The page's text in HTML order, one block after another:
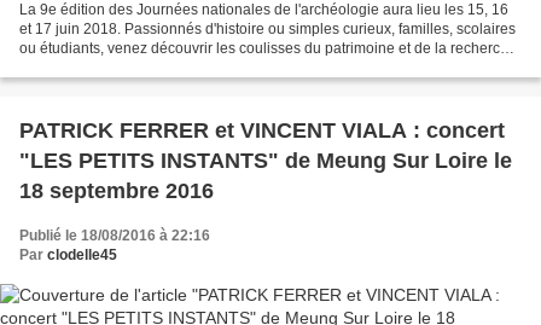
La 9e édition des Journées nationales de l'archéologie aura lieu les 15, 16
et 17 juin 2018. Passionnés d'histoire ou simples curieux, familles, scolaires
ou étudiants, venez découvrir les coulisses du patrimoine et de la recherche
PATRICK FERRER et VINCENT VIALA : concert
"LES PETITS INSTANTS" de Meung Sur Loire le
18 septembre 2016
Publié le 18/08/2016 à 22:16
Par clodelle45